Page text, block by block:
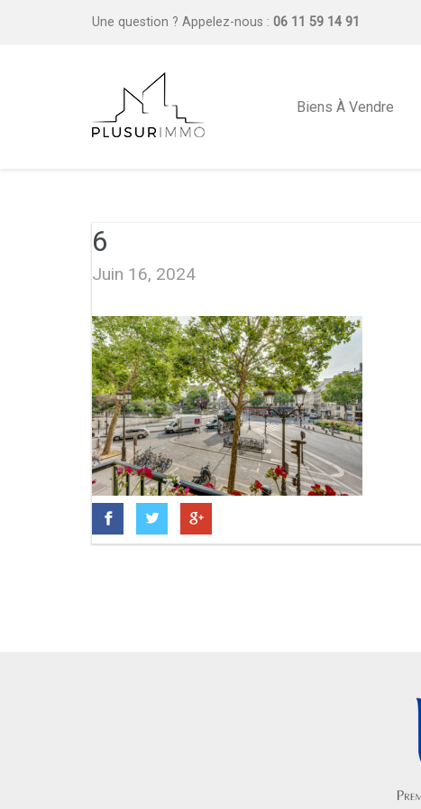
Une question ? Appelez-nous : 06 11 59 14 91
Biens À Vendre
6
Juin 16, 2024